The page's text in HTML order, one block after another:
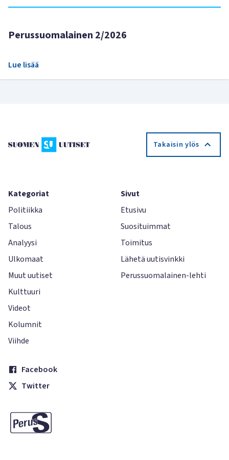
Perussuomalainen 2/2026
Lue lisää
Takaisin ylös
Kategoriat
Politiikka
Talous
Analyysi
Ulkomaat
Muut uutiset
Kulttuuri
Videot
Kolumnit
Viihde
Sivut
Etusivu
Suosituimmat
Toimitus
Lähetä uutisvinkki
Perussuomalainen-lehti
Facebook
Twitter